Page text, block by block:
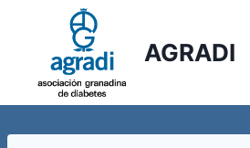
contenido
AGRADI